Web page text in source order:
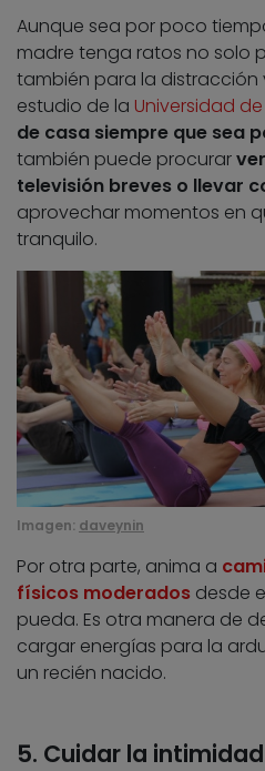
Aunque sea por poco
madre tenga ratos no solo
también para la distracción
estudio de la Universidad
de casa siempre que sea
también puede procurar
televisión breves o llevar
aprovechar momentos en
tranquilo.
Imagen: daveynin
Por otra parte, anima a
físicos moderados desde
pueda. Es otra manera de
cargar energías para la
un recién nacido.
5. Cuidar la